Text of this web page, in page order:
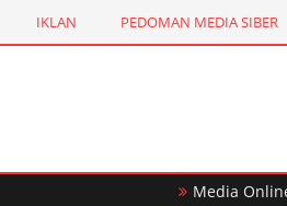
IKLAN PEDOMAN MEDIA SIBER
Media Online